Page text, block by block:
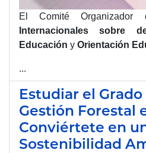
El Comité
Internacionales sobre
Educación y Orientación
...
Estudiar el
Gestión Forestal
Conviértete en
Sostenibilidad